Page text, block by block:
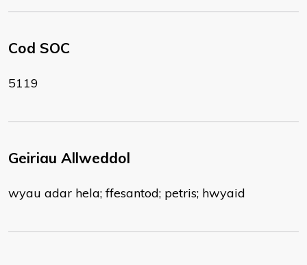
Cod SOC
5119
Geiriau Allweddol
wyau adar hela; ffesantod; petris; hwyaid